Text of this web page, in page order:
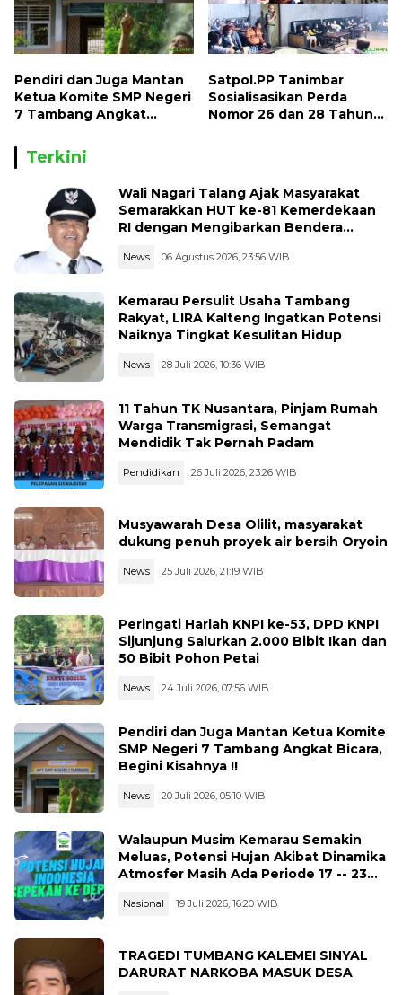
Pendiri dan Juga Mantan
Ketua Komite SMP Negeri
7 Tambang Angkat
Satpol.PP Tanimbar
Sosialisasikan Perda
Nomor 26 dan 28 Tahun
Terkini
Wali Nagari Talang Ajak Masyarakat
Semarakkan HUT ke-81 Kemerdekaan
RI dengan Mengibarkan Bendera
News 06 Agustus 2026, 23:56 WIB
Kemarau Persulit Usaha Tambang
Rakyat, LIRA Kalteng Ingatkan Potensi
Naiknya Tingkat Kesulitan Hidup
News 28 Juli 2026, 10:36 WIB
11 Tahun TK Nusantara, Pinjam Rumah
Warga Transmigrasi, Semangat
Mendidik Tak Pernah Padam
Pendidikan 26 Juli 2026, 23:26 WIB
Musyawarah Desa Olilit, masyarakat
dukung penuh proyek air bersih Oryoin
News 25 Juli 2026, 21:19 WIB
Peringati Harlah KNPI ke-53, DPD KNPI
Sijunjung Salurkan 2.000 Bibit Ikan dan
50 Bibit Pohon Petai
News 24 Juli 2026, 07:56 WIB
Pendiri dan Juga Mantan Ketua Komite
SMP Negeri 7 Tambang Angkat Bicara,
Begini Kisahnya !!
News 20 Juli 2026, 05:10 WIB
Walaupun Musim Kemarau Semakin
Meluas, Potensi Hujan Akibat Dinamika
Atmosfer Masih Ada Periode 17 -- 23
Nasional 19 Juli 2026, 16:20 WIB
TRAGEDI TUMBANG KALEMEI SINYAL
DARURAT NARKOBA MASUK DESA